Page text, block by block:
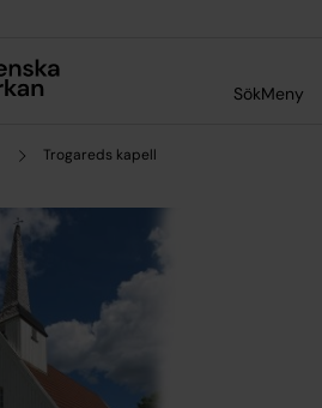
SökMeny
Trogareds kapell